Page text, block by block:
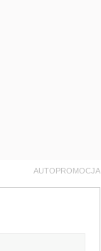
AUTOPROMOCJA